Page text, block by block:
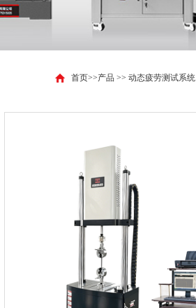
首页>>产品 >> 动态疲劳测试系统